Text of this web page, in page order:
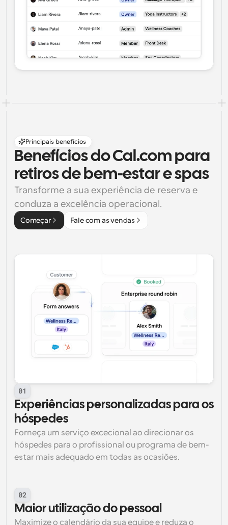
Principais benefícios
Benefícios do Cal.com para
retiros de bem-estar e spas
Transforme a sua experiência de reserva e
conduza a excelência operacional.
Começar Fale com as vendas
01
Experiências personalizadas para os
hóspedes
Forneça um serviço excecional ao direcionar os
hóspedes para o profissional ou programa de bem-
estar mais adequado em todas as ocasiões.
02
Maior utilização do pessoal
Maximize o calendário da sua equipe e reduza o